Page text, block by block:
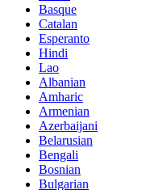
Basque
Catalan
Esperanto
Hindi
Lao
Albanian
Amharic
Armenian
Azerbaijani
Belarusian
Bengali
Bosnian
Bulgarian